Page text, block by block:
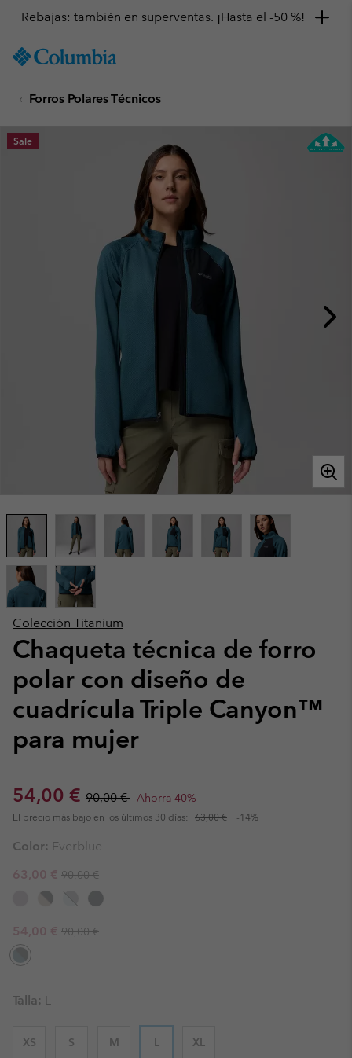
TO
SKIP
MAIN
NAV
Rebajas: también en superventas. ¡Hasta el -50 %!
Forros Polares Técnicos
Colección Titanium
Chaqueta técnica de forro
polar con diseño de
cuadrícula Triple Canyon™
para mujer
Sale price:
54,00 € Regular price:
90,00 € Ahorra 40%
El precio más bajo en los últimos 30 días: 63,00 € -14%
Sale
Color: Everblue
Sale price:
63,00 € Regular price:
90,00 €
Sale price:
54,00 € Regular price:
90,00 €
Talla: L
XS S M L XL